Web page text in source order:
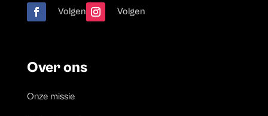
Volgen Volgen
Over ons
Onze missie